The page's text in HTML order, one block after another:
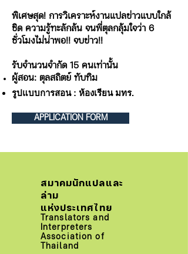
พิเศษสุด! การวิเคราะห์งานแปลข่าวแบบใกล้
ชิด ความรู้ทะลักล้น จนพี่ตุลกลุ้มใจว่า 6
ชั่วโมงไม่น่าพอ!! จบข่าว!!
รับจำนวนจำกัด 15 คนเท่านั้น
ผู้สอน: ตุลสถิตย์ ทับทิม
รูปแบบการสอน : ห้องเรียน มทร.
APPLICATION FORM
สมาคมนักแปลและ
ล่าม
แห่งประเทศไทย
Translators and
Interpreters
Association of
Thailand